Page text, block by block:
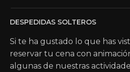
DESPEDIDAS SOLTEROS
Si te ha gustado lo que has
reservar tu cena con
algunas de nuestras